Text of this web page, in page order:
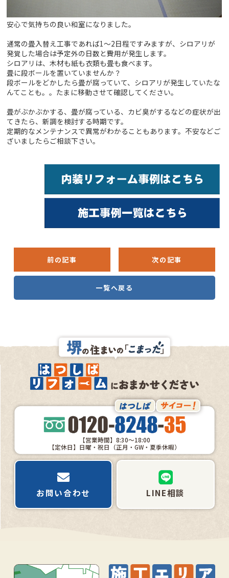
安心で気持ちの良い和室になりました。
通常の畳入替え工事であれば1～2日程ですみますが、シロアリが
発覚した場合は予定外の日数と費用が発生します。
シロアリは、木材も紙も衣類も畳も食べます。
畳に段ボールを置いていませんか？
段ボールをどかしたら畳が腐っていて、シロアリが発生していたな
んてことも。。たまに移動させて確認してください。
畳がぶかぶかする、畳が腐っている、カビ臭がするなどの症状が出
てきたら、新調を検討する時期です。
定期的なメンテナンスで異常がわかることもあります。不安などご
ざいましたらご相談下さい。
前の記事 次の記事
一覧へ戻る
【営業時間】8:30～18:00
【定休日】日曜・祝日（正月・GW・夏季休暇）
お問い合わせ LINE相談